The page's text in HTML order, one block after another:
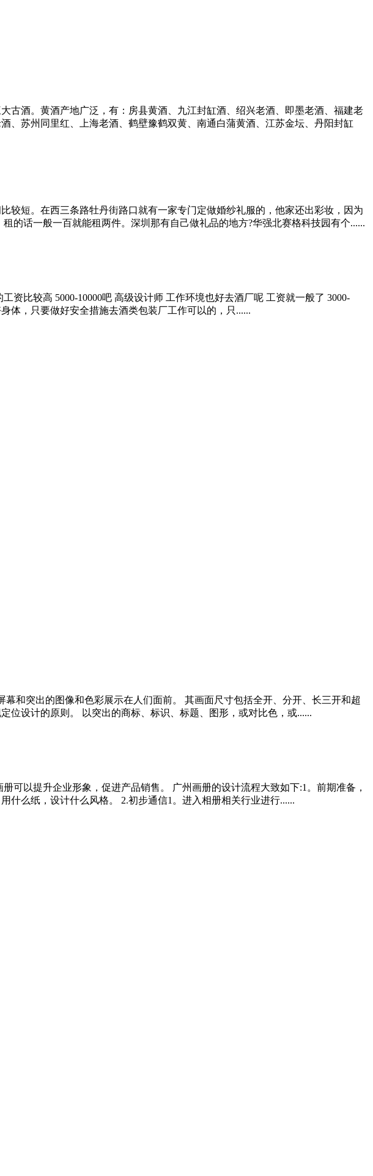
古酒。黄酒产地广泛，有：房县黄酒、九江封缸酒、绍兴老酒、即墨老酒、福建老
、苏州同里红、上海老酒、鹤壁豫鹤双黄、南通白蒲黄酒、江苏金坛、丹阳封缸
较短。在西三条路牡丹街路口就有一家专门定做婚纱礼服的，他家还出彩妆，因为
的话一般一百就能租两件。深圳那有自己做礼品的地方?华强北赛格科技园有个......
比较高 5000-10000吧 高级设计师 工作环境也好去酒厂呢 工资就一般了 3000-
体，只要做好安全措施去酒类包装厂工作可以的，只......
和突出的图像和色彩展示在人们面前。 其画面尺寸包括全开、分开、长三开和超
位设计的原则。 以突出的商标、标识、标题、图形，或对比色，或......
可以提升企业形象，促进产品销售。 广州画册的设计流程大致如下:1。前期准备，
什么纸，设计什么风格。 2.初步通信1。进入相册相关行业进行......